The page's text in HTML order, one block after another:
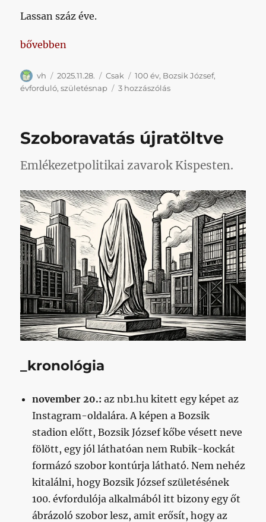
Lassan száz éve.
„Bozsik, az igazodási pont”
bővebben
Szerző
vh Közzétéve
2025.11.28. Kategória
Csak Címke
100 év, Bozsik József,
évforduló,születésnap 3 hozzászólásBozsik,
című
Szoboravatás újratöltve
Emlékezetpolitikai zavarok Kispesten.
_kronológia
november 20.: az nb1.hu kitett egy képet az
Instagram-oldalára. A képen a Bozsik
stadion előtt, Bozsik József kőbe vésett neve
fölött, egy jól láthatóan nem Rubik-kockát
formázó szobor kontúrja látható. Nem nehéz
kitalálni, hogy Bozsik József születésének
100. évfordulója alkalmából itt bizony egy őt
ábrázoló szobor lesz, amit erősít, hogy az